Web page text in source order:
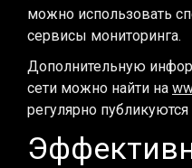
можно использовать
сервисы мониторинга.
Дополнительную
сети можно найти на
регулярно